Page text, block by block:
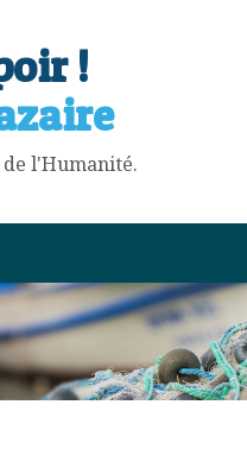
!
de l'Humanité.